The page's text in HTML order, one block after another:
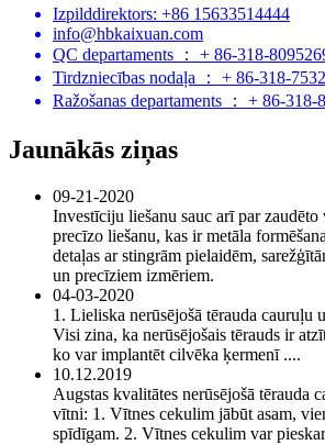
Izpilddirektors: +86 15633514444
info@hbkaixuan.com
QC departaments ： + 86-318-
Tirdzniecības nodaļa ： + 86-318-
Ražošanas departaments ： + 86-318-
Jaunākās ziņas
09-21-2020
Investīciju liešanu sauc arī par zaudēto
precīzo liešanu, kas ir metāla
detaļas ar stingrām pielaidēm,
un precīziem izmēriem.
04-03-2020
1. Lieliska nerūsējošā tērauda cauruļu
Visi zina, ka nerūsējošais tērauds ir
ko var implantēt cilvēka ķermenī ....
10.12.2019
Augstas kvalitātes nerūsējošā tērauda
vītni: 1. Vītnes cekulim jābūt asam,
spīdīgam. 2. Vītnes cekulim var